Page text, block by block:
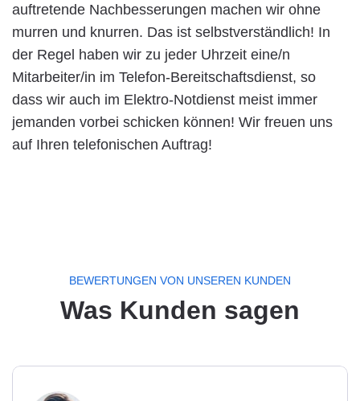
auftretende Nachbesserungen machen wir ohne
murren und knurren. Das ist selbstverständlich! In
der Regel haben wir zu jeder Uhrzeit eine/n
Mitarbeiter/in im Telefon-Bereitschaftsdienst, so
dass wir auch im Elektro-Notdienst meist immer
jemanden vorbei schicken können! Wir freuen uns
auf Ihren telefonischen Auftrag!
BEWERTUNGEN VON UNSEREN KUNDEN
Was Kunden sagen